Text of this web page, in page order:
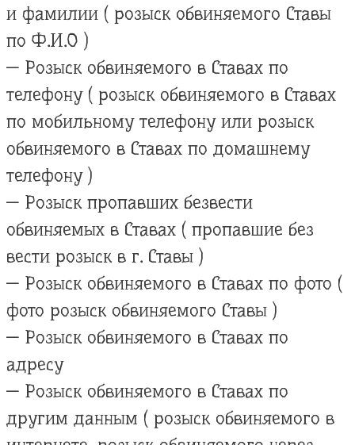
и фамилии ( розыск обвиняемого Ставы
по Ф.И.О )
— Розыск обвиняемого в Ставах по
телефону ( розыск обвиняемого в Ставах
по мобильному телефону или розыск
обвиняемого в Ставах по домашнему
телефону )
— Розыск пропавших безвести
обвиняемых в Ставах ( пропавшие без
вести розыск в г. Ставы )
— Розыск обвиняемого в Ставах по фото (
фото розыск обвиняемого Ставы )
— Розыск обвиняемого в Ставах по
адресу
— Розыск обвиняемого в Ставах по
другим данным ( розыск обвиняемого в